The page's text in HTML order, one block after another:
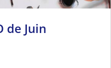
de Juin